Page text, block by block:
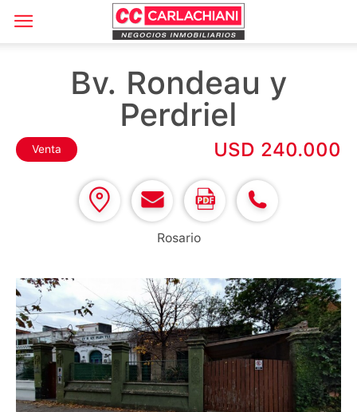
Bv. Rondeau y
Perdriel
Venta USD 240.000
Rosario